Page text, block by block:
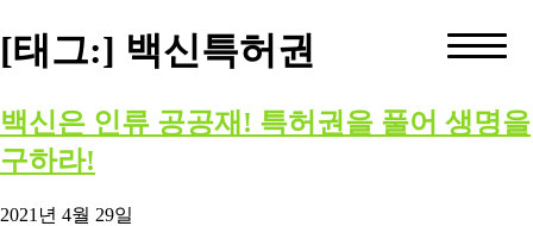
[태그:] 백신특허권
백신은 인류 공공재! 특허권을 풀어 생명을
구하라!
2021년 4월 29일